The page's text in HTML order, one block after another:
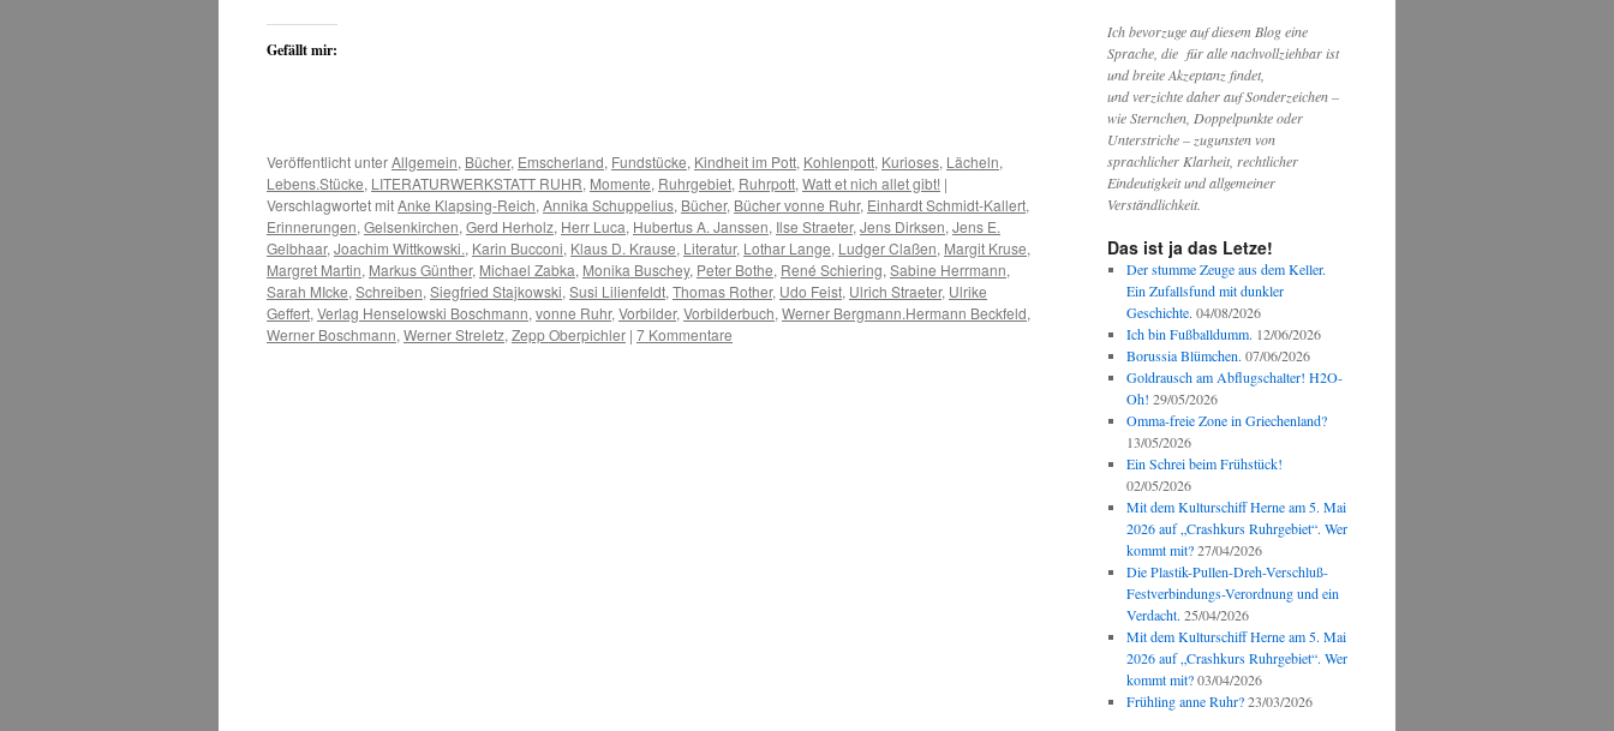
Gefällt mir:
Veröffentlicht unterAllgemein, Bücher, Emscherland, Fundstücke, Kindheit im Pott, Kohlenpott, Kurioses, Lächeln,
Lebens.Stücke, LITERATURWERKSTATT RUHR, Momente, Ruhrgebiet, Ruhrpott, Watt et nich allet gibt! |
Verschlagwortet mitAnke Klapsing-Reich, Annika Schuppelius, Bücher, Bücher vonne Ruhr, Einhardt Schmidt-Kallert,
Erinnerungen, Gelsenkirchen, Gerd Herholz, Herr Luca, Hubertus A. Janssen, Ilse Straeter, Jens Dirksen, Jens E.
Gelbhaar, Joachim Wittkowski., Karin Bucconi, Klaus D. Krause, Literatur, Lothar Lange, Ludger Claßen, Margit Kruse,
Margret Martin, Markus Günther, Michael Zabka, Monika Buschey, Peter Bothe, René Schiering, Sabine Herrmann,
Sarah MIcke, Schreiben, Siegfried Stajkowski, Susi Lilienfeldt, Thomas Rother, Udo Feist, Ulrich Straeter, Ulrike
Geffert, Verlag Henselowski Boschmann, vonne Ruhr, Vorbilder, Vorbilderbuch, Werner Bergmann.Hermann Beckfeld,
Werner Boschmann, Werner Streletz, Zepp Oberpichler | 7 Kommentare
Ich bevorzuge auf diesem Blog eine
Sprache, die für alle nachvollziehbar ist
und breite Akzeptanz findet,
und verzichte daher auf Sonderzeichen –
wie Sternchen, Doppelpunkte oder
Unterstriche – zugunsten von
sprachlicher Klarheit, rechtlicher
Eindeutigkeit und allgemeiner
Verständlichkeit.
Das ist ja das Letze!
Der stumme Zeuge aus dem Keller.
Ein Zufallsfund mit dunkler
Geschichte. 04/08/2026
Ich bin Fußballdumm. 12/06/2026
Borussia Blümchen. 07/06/2026
Goldrausch am Abflugschalter! H2O-
Oh! 29/05/2026
Omma-freie Zone in Griechenland?
13/05/2026
Ein Schrei beim Frühstück!
02/05/2026
Mit dem Kulturschiff Herne am 5. Mai
2026 auf „Crashkurs Ruhrgebiet“. Wer
kommt mit? 27/04/2026
Die Plastik-Pullen-Dreh-Verschluß-
Festverbindungs-Verordnung und ein
Verdacht. 25/04/2026
Mit dem Kulturschiff Herne am 5. Mai
2026 auf „Crashkurs Ruhrgebiet“. Wer
kommt mit? 03/04/2026
Frühling anne Ruhr? 23/03/2026